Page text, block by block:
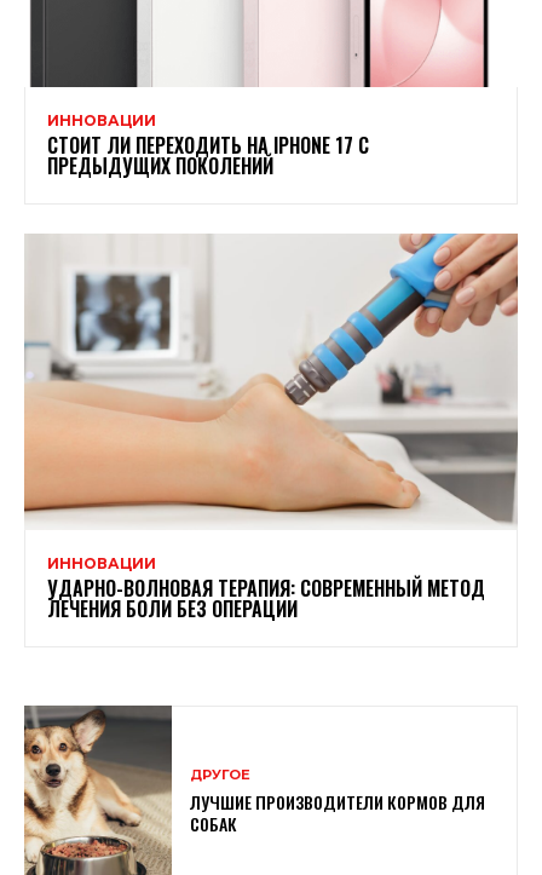
ИННОВАЦИИ
СТОИТ ЛИ ПЕРЕХОДИТЬ НА IPHONE 17 С
ПРЕДЫДУЩИХ ПОКОЛЕНИЙ
ИННОВАЦИИ
УДАРНО-ВОЛНОВАЯ ТЕРАПИЯ: СОВРЕМЕННЫЙ МЕТОД
ЛЕЧЕНИЯ БОЛИ БЕЗ ОПЕРАЦИИ
ДРУГОЕ
ЛУЧШИЕ ПРОИЗВОДИТЕЛИ КОРМОВ ДЛЯ
СОБАК